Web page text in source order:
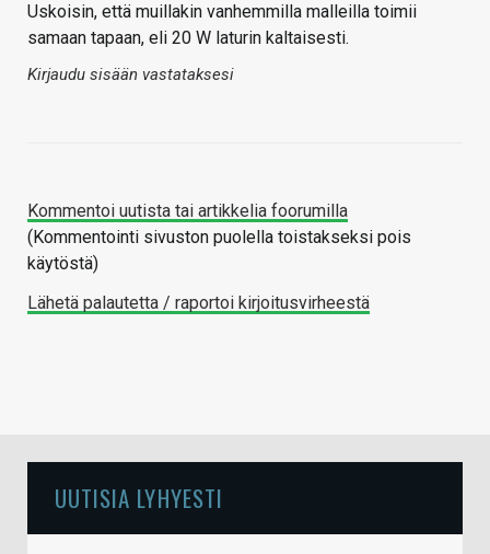
Uskoisin, että muillakin vanhemmilla malleilla toimii
samaan tapaan, eli 20 W laturin kaltaisesti.
Kirjaudu sisään vastataksesi
Kommentoi uutista tai artikkelia foorumilla
(Kommentointi sivuston puolella toistakseksi pois
käytöstä)
Lähetä palautetta / raportoi kirjoitusvirheestä
UUTISIA LYHYESTI